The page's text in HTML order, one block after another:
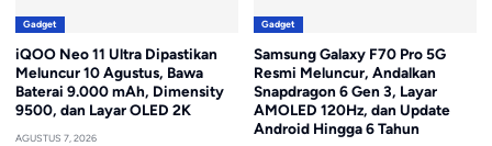
Gadget
iQOO Neo 11 Ultra Dipastikan
Meluncur 10 Agustus, Bawa
Baterai 9.000 mAh, Dimensity
9500, dan Layar OLED 2K
AGUSTUS 7, 2026
Gadget
Samsung Galaxy F70 Pro 5G
Resmi Meluncur, Andalkan
Snapdragon 6 Gen 3, Layar
AMOLED 120Hz, dan Update
Android Hingga 6 Tahun